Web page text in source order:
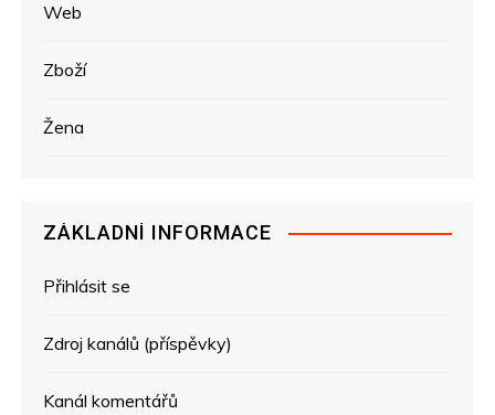
Web
Zboží
Žena
ZÁKLADNÍ INFORMACE
Přihlásit se
Zdroj kanálů (příspěvky)
Kanál komentářů